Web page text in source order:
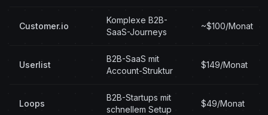
Customer.io
Komplexe B2B-
SaaS-Journeys
~$100/Monat
Userlist
B2B-SaaS mit
Account-Struktur
$149/Monat
Loops
B2B-Startups mit
schnellem Setup
$49/Monat